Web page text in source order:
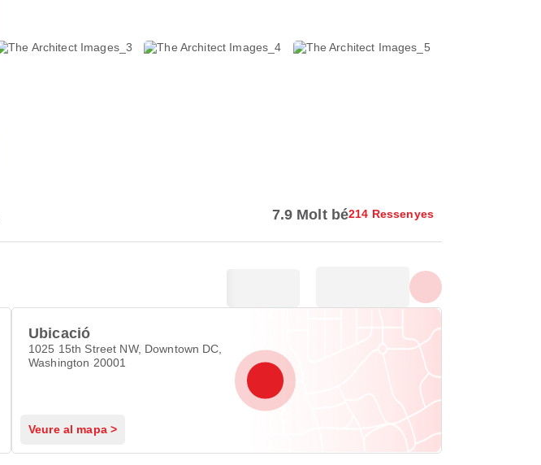
7.9 Molt bé214 Ressenyes
Ubicació
1025 15th Street NW, Downtown DC,
Washington 20001
Veure al mapa >